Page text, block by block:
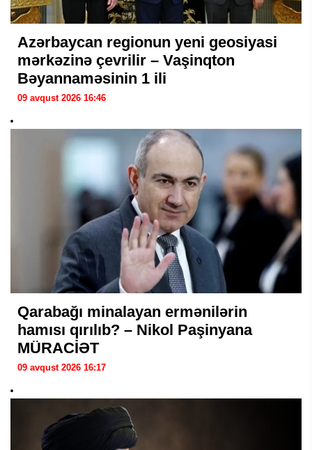
Azərbaycan regionun yeni geosiyasi
mərkəzinə çevrilir – Vaşinqton
Bəyannaməsinin 1 ili
09 avqust 2026 16:46
Qarabağı minalayan ermənilərin
hamısı qırılıb? – Nikol Paşinyana
MÜRACİƏT
09 avqust 2026 16:17